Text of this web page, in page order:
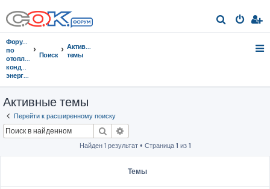
о
Форумы
по
отоплению,
кондиционированию,
энергосбережению
Поиск
Активные
темы
Активные темы
Перейти к расширенному поиску
Поиск
Найден 1 результат • Страница 1 из 1
Темы